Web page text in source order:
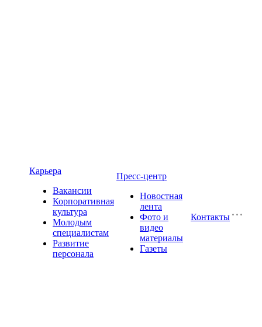
Карьера
Вакансии
Корпоративная
культура
Молодым
специалистам
Развитие
персонала
Пресс-центр
Новостная
лента
Фото и
видео
материалы
Газеты
Контакты